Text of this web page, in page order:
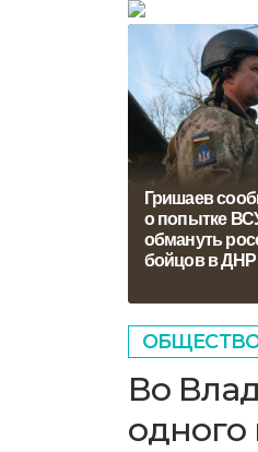
Гришаев
о попытке
обмануть
бойцов в ДНР
Во
одного